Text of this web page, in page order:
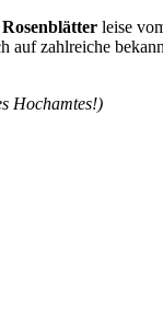
leise
auf zahlreiche
Hochamtes!)